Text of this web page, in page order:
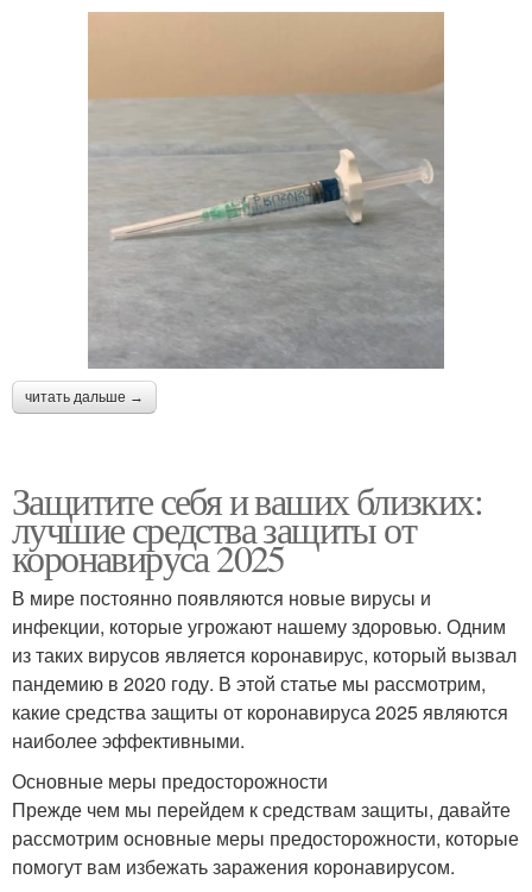
читать дальше →
Защитите себя и ваших близких:
лучшие средства защиты от
коронавируса 2025
В мире постоянно появляются новые вирусы и
инфекции, которые угрожают нашему здоровью. Одним
из таких вирусов является коронавирус, который вызвал
пандемию в 2020 году. В этой статье мы рассмотрим,
какие средства защиты от коронавируса 2025 являются
наиболее эффективными.
Основные меры предосторожности
Прежде чем мы перейдем к средствам защиты, давайте
рассмотрим основные меры предосторожности, которые
помогут вам избежать заражения коронавирусом.